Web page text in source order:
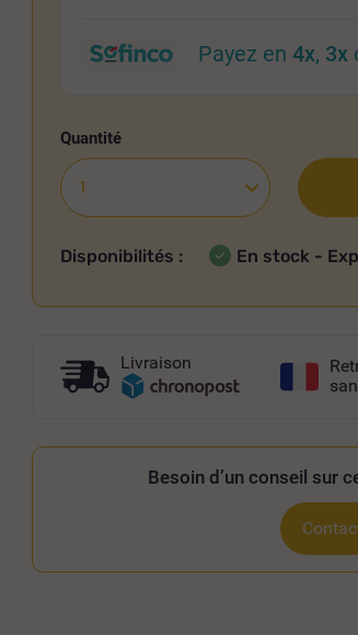
Payez en4x, 3x
Quantité
Disponibilités : En stock -
Livraison
Besoin d’un conseil sur